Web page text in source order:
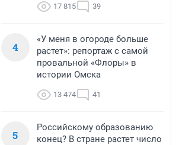
17 815 39
4
«У меня в огороде больше
растет»: репортаж с самой
провальной «Флоры» в
истории Омска
13 474 41
5
Российскому образованию
конец? В стране растет число